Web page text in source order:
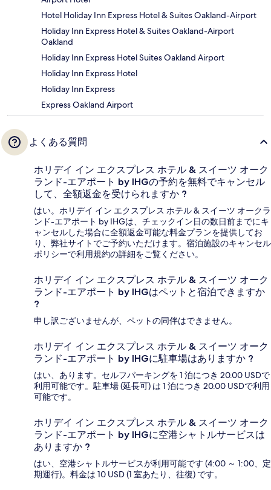
Hotel Holiday Inn Express Hotel & Suites Oakland-Airport
Holiday Inn Express Hotel & Suites Oakland-Airport
Oakland
Holiday Inn Express Hotel Suites Oakland Airport
Holiday Inn Express Hotel
Holiday Inn Express
Express Oakland Airport
よくある質問
ホリデイ イン エクスプレス ホテル & スイーツ オーク
ランド-エアポート by IHGの予約を無料でキャンセル
して、全額返金を受けられますか ?
はい。ホリデイ イン エクスプレス ホテル & スイーツ オークラ
ンド-エアポート by IHGは、チェックイン日の数日前までにキ
ャンセルした場合に全額返金可能な料金プランを提供してお
り、弊社サイトでご予約いただけます。宿泊施設のキャンセル
ポリシーで利用規約の詳細をご覧ください。
ホリデイ イン エクスプレス ホテル & スイーツ オーク
ランド-エアポート by IHGはペットと宿泊できますか
?
申し訳ございませんが、ペットの同伴はできません。
ホリデイ イン エクスプレス ホテル & スイーツ オーク
ランド-エアポート by IHGに駐車場はありますか ?
はい、あります。セルフパーキングを 1 泊につき 20.00 USDで
利用可能です。駐車場 (延長可) は 1 泊につき 20.00 USDで利用
可能です。
ホリデイ イン エクスプレス ホテル & スイーツ オーク
ランド-エアポート by IHGに空港シャトルサービスは
ありますか ?
はい、空港シャトルサービスが利用可能です (4:00 ～ 1:00、定
期運行)。料金は 10 USD (1 室あたり、往復) です。